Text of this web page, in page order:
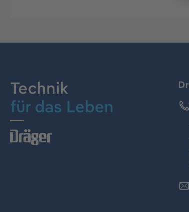
Technik
für das Leben